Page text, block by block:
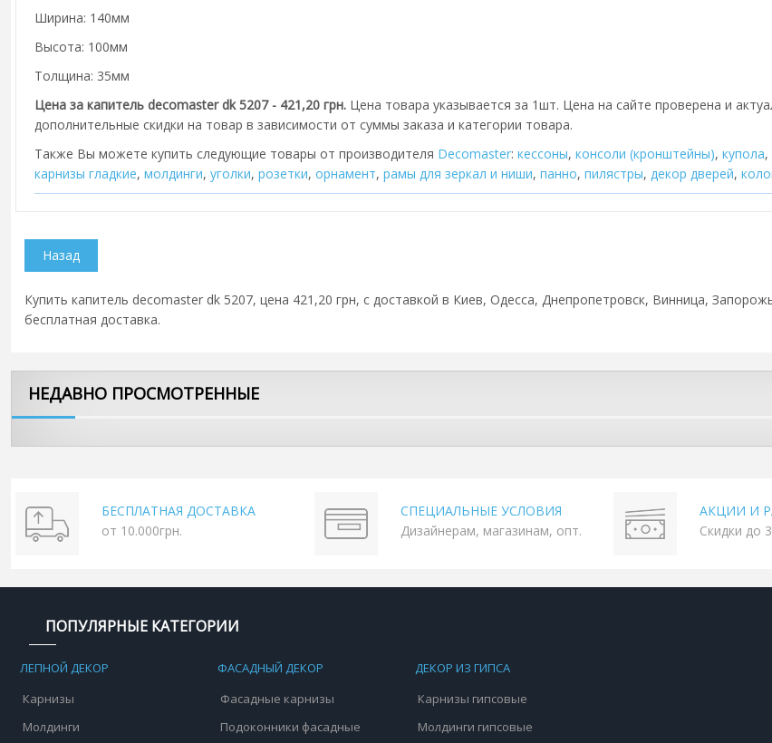
Ширина: 140мм
Высота: 100мм
Толщина: 35мм
Цена за капитель decomaster dk 5207 - 421,20 грн. Цена товара указывается за 1шт. Цена на сайте проверена и
дополнительные скидки на товар в зависимости от суммы заказа и категории товара.
Также Вы можете купить следующие товары от производителя Decomaster: кессоны, консоли (кронштейны), купола,
карнизы гладкие, молдинги, уголки, розетки, орнамент, рамы для зеркал и ниши, панно, пилястры, декор дверей,
Купить капитель decomaster dk 5207, цена 421,20 грн, с доставкой в Киев, Одесса, Днепропетровск, Винница,
бесплатная доставка.
НЕДАВНО ПРОСМОТРЕННЫЕ
БЕСПЛАТНАЯ ДОСТАВКА
от 10.000грн.
СПЕЦИАЛЬНЫЕ УСЛОВИЯ
Дизайнерам, магазинам, опт.
АКЦИИ И
Скидки до
ПОПУЛЯРНЫЕ КАТЕГОРИИ
ЛЕПНОЙ ДЕКОР
Карнизы
Молдинги
ФАСАДНЫЙ ДЕКОР
Фасадные карнизы
Подоконники фасадные
ДЕКОР ИЗ ГИПСА
Карнизы гипсовые
Молдинги гипсовые